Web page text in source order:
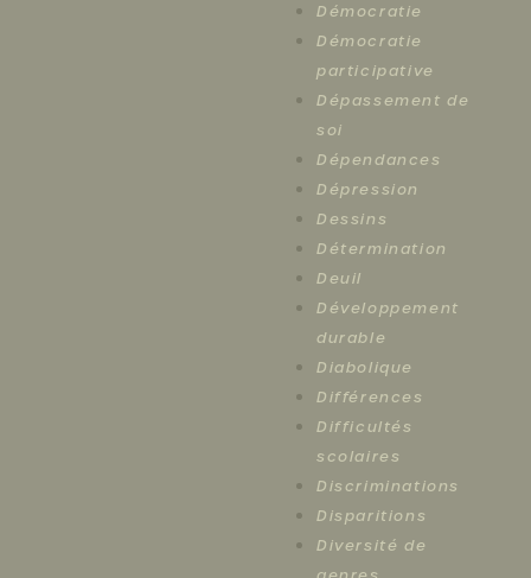
Démocratie
Démocratie
participative
Dépassement de
soi
Dépendances
Dépression
Dessins
Détermination
Deuil
Développement
durable
Diabolique
Différences
Difficultés
scolaires
Discriminations
Disparitions
Diversité de